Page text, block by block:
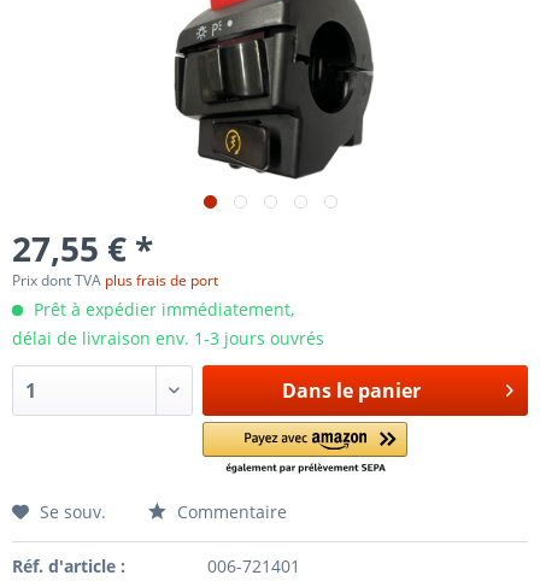
27,55 € *
Prix dont TVA plus frais de port
Prêt à expédier immédiatement,
délai de livraison env. 1-3 jours ouvrés
Dans le panier
Se souv. Commentaire
Réf. d'article : 006-721401